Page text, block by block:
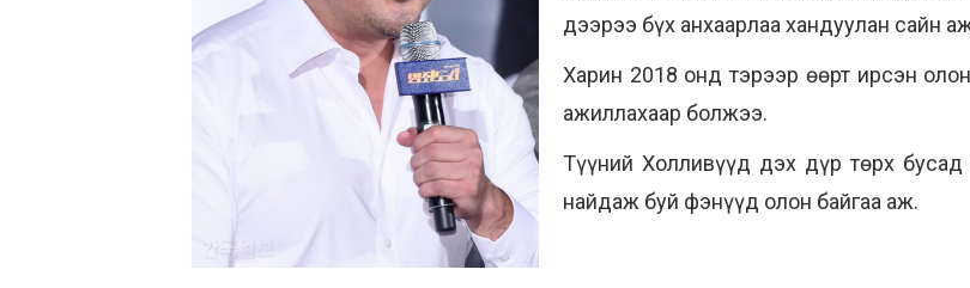
дээрээ бүх анхаарлаа хандуулан сайн
Харин 2018 онд тэрээр өөрт ирсэн
ажиллахаар болжээ.
Түүний Холливүүд дэх дүр төрх
найдаж буй фэнүүд олон байгаа аж.